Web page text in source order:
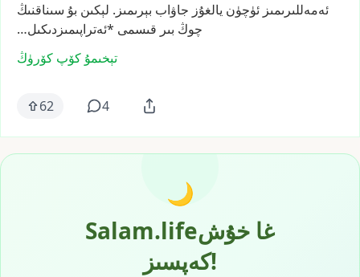
ئەمەللىرىمىز ئۈچۈن يالغۇز جاۋاب بېرىمىز. لېكىن بۇ سىناقنىڭ
چوڭ بىر قىسمى *ئەتراپىمىزدىكىل…
تېخىمۇ كۆپ كۆرۈڭ
62 4
🌙
Salam.lifeغا خۇش
كەپسىز!